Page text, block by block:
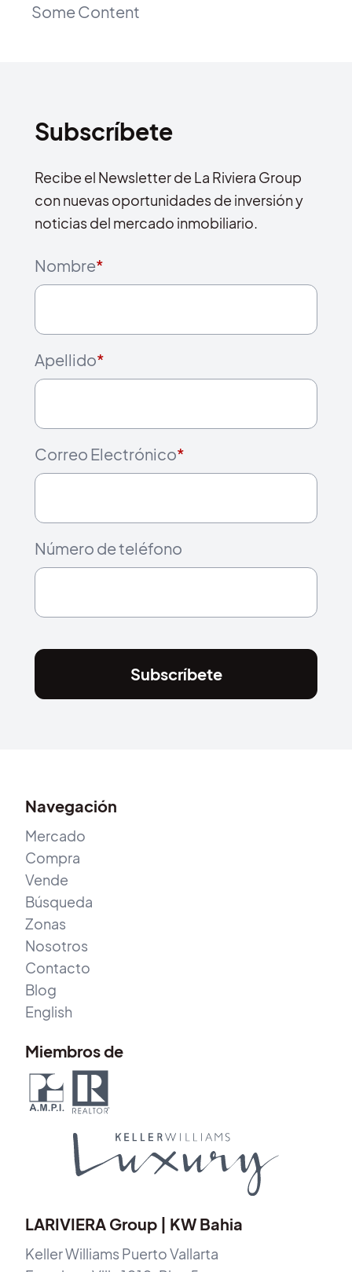
Some Content
Subscríbete
Recibe el Newsletter de La Riviera Group
con nuevas oportunidades de inversión y
noticias del mercado inmobiliario.
Nombre*
Apellido*
Correo Electrónico*
Número de teléfono
Subscríbete
Navegación
Mercado
Compra
Vende
Búsqueda
Zonas
Nosotros
Contacto
Blog
English
Miembros de
LARIVIERA Group | KW Bahia
Keller Williams Puerto Vallarta